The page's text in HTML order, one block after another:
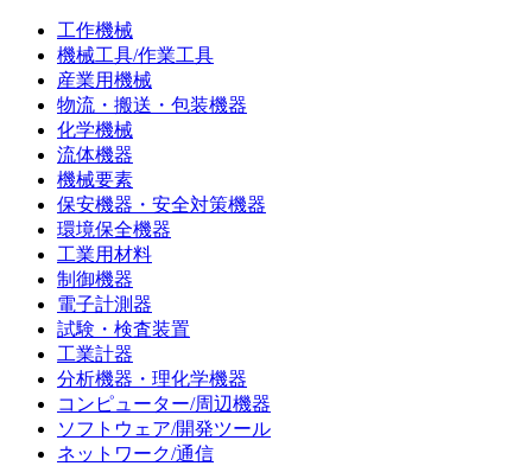
工作機械
機械工具/作業工具
産業用機械
物流・搬送・包装機器
化学機械
流体機器
機械要素
保安機器・安全対策機器
環境保全機器
工業用材料
制御機器
電子計測器
試験・検査装置
工業計器
分析機器・理化学機器
コンピューター/周辺機器
ソフトウェア/開発ツール
ネットワーク/通信